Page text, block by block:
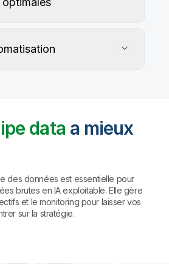
et les agents IA détectent
de qualité, puis proposent
du data warehouse,
et du data lake prêt pour l'IA
data a mieux
des données est essentielle pour
brutes en IA exploitable. Elle gère
et le monitoring pour laisser vos
sur la stratégie.